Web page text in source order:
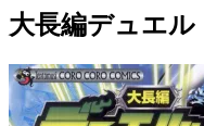
大長編デュエル